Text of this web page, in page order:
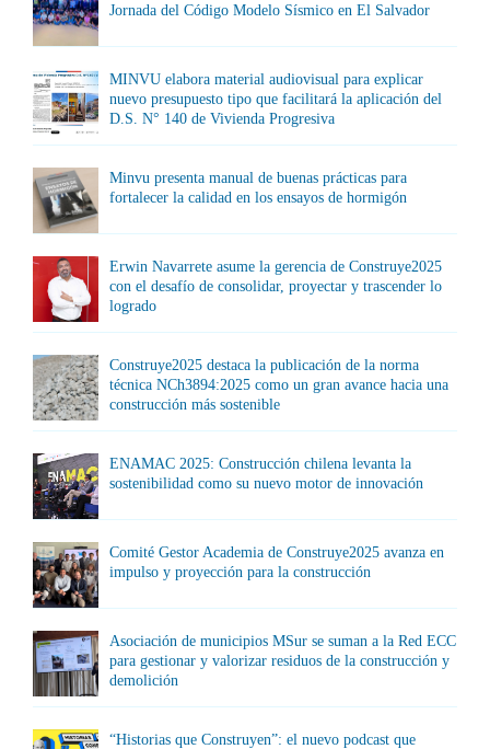
Jornada del Código Modelo Sísmico en El Salvador
MINVU elabora material audiovisual para explicar
nuevo presupuesto tipo que facilitará la aplicación del
D.S. N° 140 de Vivienda Progresiva
Minvu presenta manual de buenas prácticas para
fortalecer la calidad en los ensayos de hormigón
Erwin Navarrete asume la gerencia de Construye2025
con el desafío de consolidar, proyectar y trascender lo
logrado
Construye2025 destaca la publicación de la norma
técnica NCh3894:2025 como un gran avance hacia una
construcción más sostenible
ENAMAC 2025: Construcción chilena levanta la
sostenibilidad como su nuevo motor de innovación
Comité Gestor Academia de Construye2025 avanza en
impulso y proyección para la construcción
Asociación de municipios MSur se suman a la Red ECC
para gestionar y valorizar residuos de la construcción y
demolición
“Historias que Construyen”: el nuevo podcast que